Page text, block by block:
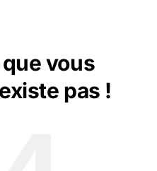
vous
pas !